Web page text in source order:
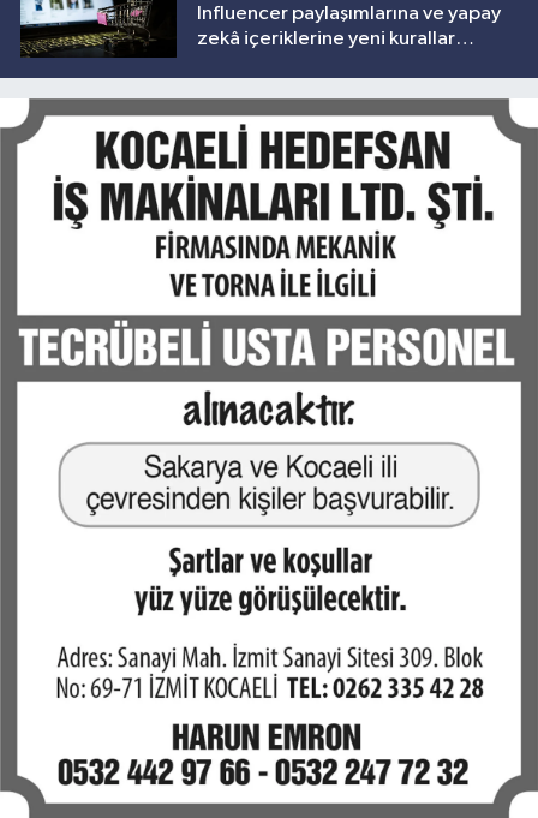
Influencer paylaşımlarına ve yapay
zekâ içeriklerine yeni kurallar